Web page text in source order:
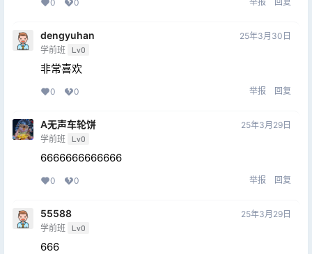
0 0
dengyuhan
学前班 Lv0
25年3月30日
非常喜欢
0 0 举报 回复
A无声车轮饼
学前班 Lv0
25年3月29日
6666666666666
0 0 举报 回复
55588
学前班 Lv0
25年3月29日
666